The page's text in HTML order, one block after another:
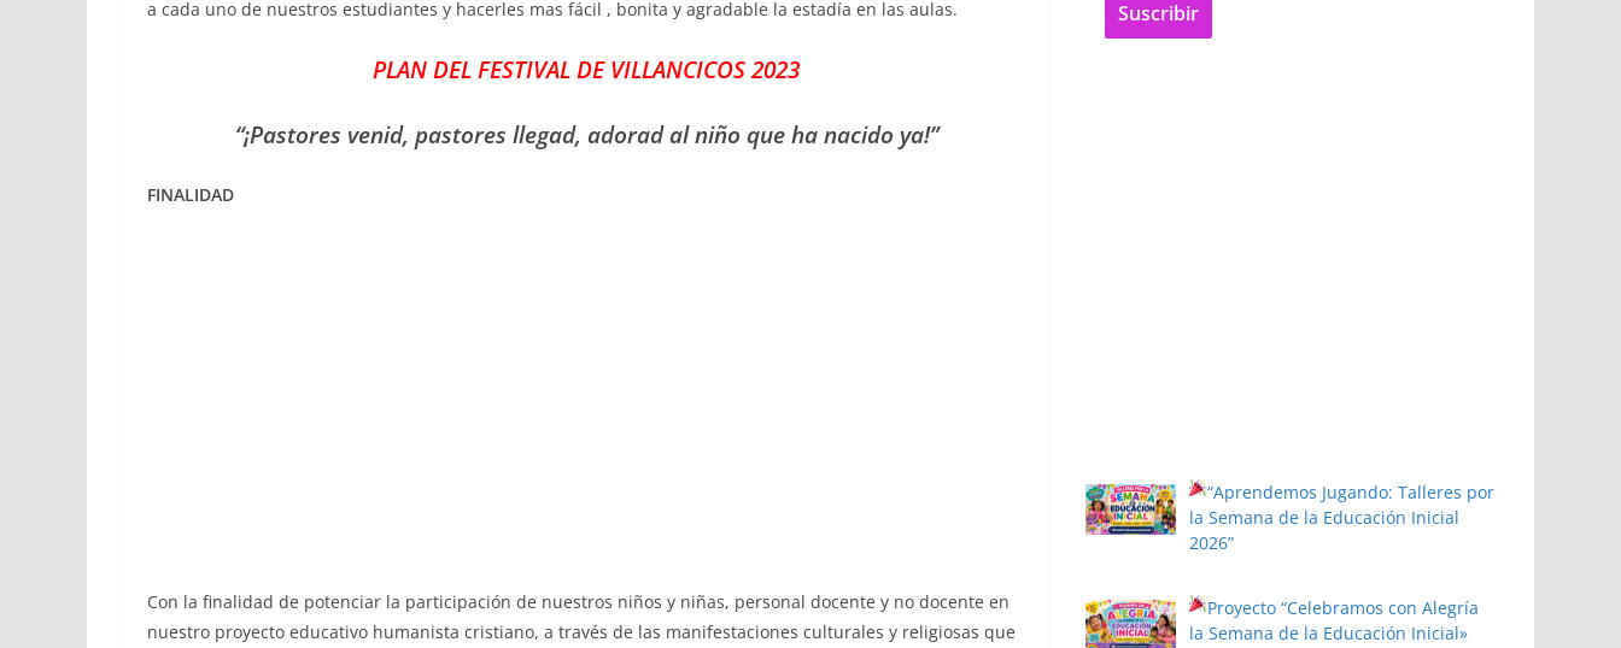
a cada uno de nuestros estudiantes y hacerles mas fácil , bonita y agradable la estadía en las aulas.
PLAN DEL FESTIVAL DE VILLANCICOS 2023
“¡Pastores venid, pastores llegad, adorad al niño que ha nacido ya!”
FINALIDAD
Con la finalidad de potenciar la participación de nuestros niños y niñas, personal docente y no docente en
nuestro proyecto educativo humanista cristiano, a través de las manifestaciones culturales y religiosas que
Suscribir
“Aprendemos Jugando: Talleres por
la Semana de la Educación Inicial
2026”
Proyecto“Celebramos con Alegría
la Semana de la Educación Inicial»